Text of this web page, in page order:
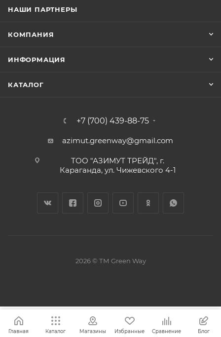
НАШИ ПАРТНЕРЫ
КОМПАНИЯ
ИНФОРМАЦИЯ
КАТАЛОГ
+7 (700) 439-88-75
azimut.greenway@gmail.com
ТОО "АЗИМУТ ТРЕЙД", г.
Караганда, ул. Чижевского 4-1
2026 © ТМ Green Way
Главная Каталог Магазины Избранные Сравнение Блог